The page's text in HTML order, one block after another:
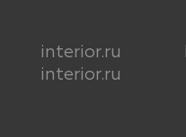
interior.ru
interior.ru